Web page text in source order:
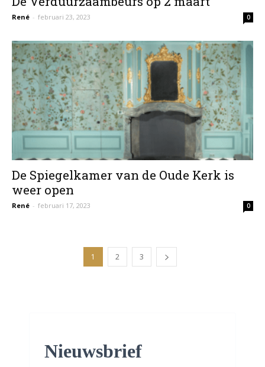
René - februari 23, 2023 0
De Spiegelkamer van de Oude Kerk is
weer open
René - februari 17, 2023 0
1 2 3